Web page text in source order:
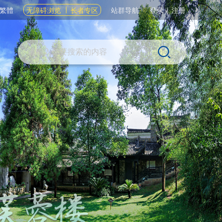
繁體 无障碍浏览 长者专区 站群导航 登录|注册